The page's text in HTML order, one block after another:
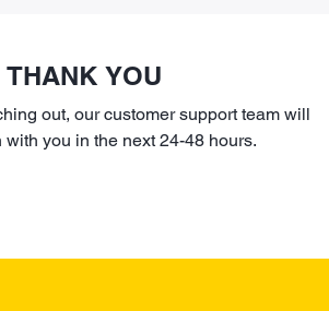
THANK YOU
out, our customer support team will
with you in the next 24-48 hours.